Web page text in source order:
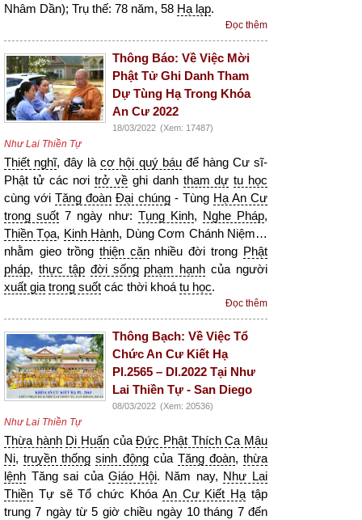
Nhâm Dần); Trụ thế: 78 năm, 58 Hạ lạp.
Đọc thêm
Thông Báo: Về Việc Mời
Phật Tử Ghi Danh Tham
Dự Tùng Hạ Trong Khóa
An Cư 2022
18/03/2022 (Xem: 17487)
Như Lai Thiền Tự
Thiết nghĩ, đây làcơ hội quý báuđể hàng Cư sĩ-
Phật tử các nơitrở về ghi danh tham dự tu học
cùng vớiTăng đoàn Đại chúng- Tùng Hạ An Cư
trong suốt 7 ngày như: Tụng Kinh, Nghe Pháp,
Thiền Tọa, Kinh Hành, Dùng Cơm Chánh Niệm…
nhằm gieo trồng thiện cănnhiều đời trong Phật
pháp, thực tập đời sống phạm hạnh của người
xuất gia trong suốt các thời khoá tu học.
Đọc thêm
Thông Bạch: Về Việc Tổ
Chức An Cư Kiết Hạ
Pl.2565 – Dl.2022 Tại Như
Lai Thiền Tự - San Diego
08/03/2022 (Xem: 20536)
Như Lai Thiền Tự
Thừa hành Di Huấn củaĐức Phật Thích Ca Mâu
Ni,truyền thống sinh độngcủa Tăng đoàn, thừa
lệnh Tăng sai củaGiáo Hội. Năm nay, Như Lai
Thiền Tự sẽ Tổ chức Khóa An Cư Kiết Hạ tập
trung 7 ngày từ 5 giờ chiều ngày 10 tháng 7 đến